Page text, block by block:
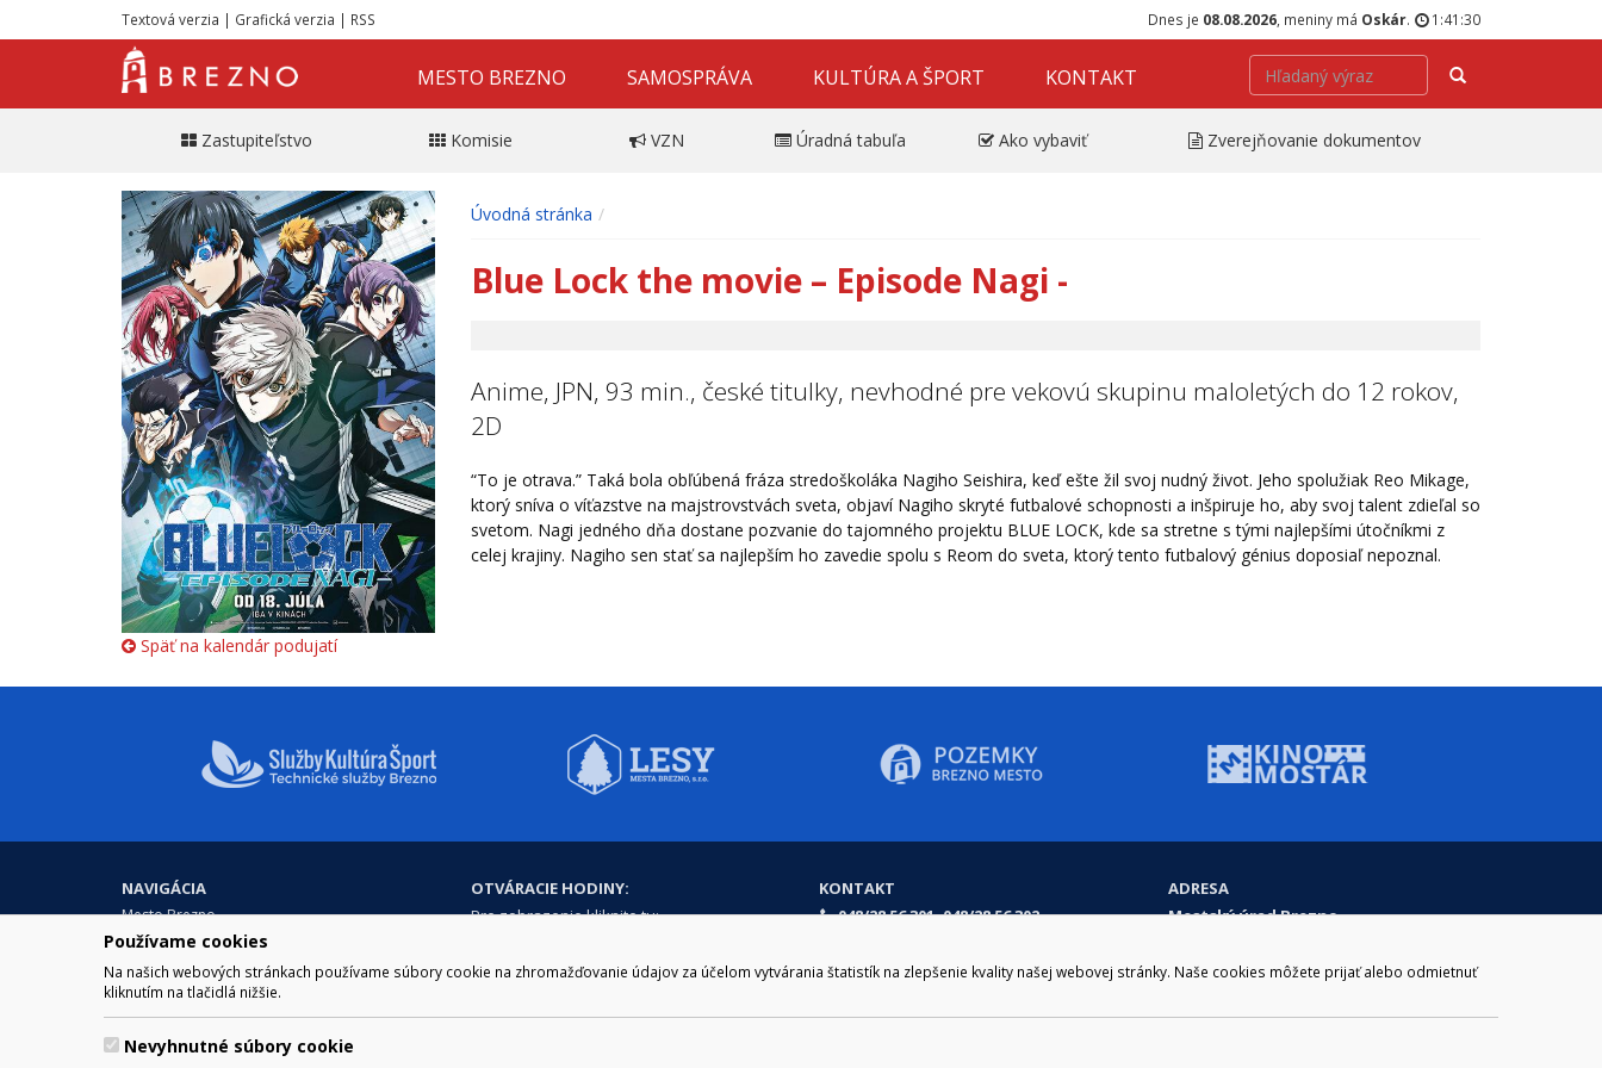
Používame cookies
Na našich webových stránkach používame súbory cookie na zhromažďovanie údajov za účelom vytvárania štatistík na zlepšenie kvality našej webovej stránky. Naše cookies môžete prijať alebo odmietnuť
kliknutím na tlačidlá nižšie.
Nevyhnutné súbory cookie
Textová verzia | Grafická verzia | RSS Dnes je 08.08.2026 , meniny má Oskár. 1:41:30
MESTO BREZNO SAMOSPRÁVA KULTÚRA A ŠPORT KONTAKT Hľadať
Zastupiteľstvo Komisie VZN Úradná tabuľa Ako vybaviť Zverejňovanie dokumentov
Späť na kalendár podujatí
Úvodná stránka
Blue Lock the movie – Episode Nagi -
Anime, JPN, 93 min., české titulky, nevhodné pre vekovú skupinu maloletých do 12 rokov,
2D
“To je otrava.” Taká bola obľúbená fráza stredoškoláka Nagiho Seishira, keď ešte žil svoj nudný život. Jeho spolužiak Reo Mikage,
ktorý sníva o víťazstve na majstrovstvách sveta, objaví Nagiho skryté futbalové schopnosti a inšpiruje ho, aby svoj talent zdieľal so
svetom. Nagi jedného dňa dostane pozvanie do tajomného projektu BLUE LOCK, kde sa stretne s tými najlepšími útočníkmi z
celej krajiny. Nagiho sen stať sa najlepším ho zavedie spolu s Reom do sveta, ktorý tento futbalový génius doposiaľ nepoznal.
NAVIGÁCIA
Mesto Brezno
Samospráva
Kultúra a šport
Kontakt
OTVÁRACIE HODINY:
Pre zobrazenie kliknite tu:
Obedňajšia prestávka
KONTAKT
048/28 56 301, 048/28 56 302
ADRESA
Mestský úrad Brezno
977 01 Brezno
Slovakia (Slovak Republic)